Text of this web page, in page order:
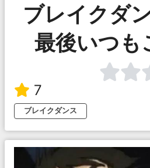
ブレイクダ
最後いつも
7
ブレイクダンス